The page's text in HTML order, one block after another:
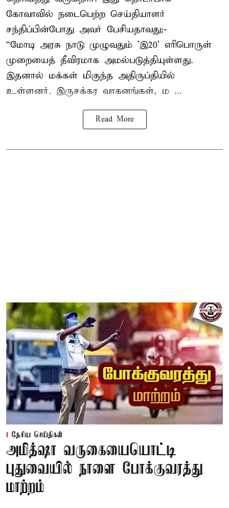
கோவாவில் நடைபெற்ற செய்தியாளர்
சந்திப்பின்போது அவர் பேசியதாவது;-
“மோடி அரசு நாடு முழுவதும் 'இ20’ எரிபொருள்
முறையைத் தீவிரமாக அமல்படுத்தியுள்ளது.
இதனால் மக்கள் மிகுந்த அதிருப்தியில்
உள்ளனர். இருசக்கர வாகனங்கள், ம ...
Read More
தேசிய செய்திகள்
அமித்ஷா வருகையையொட்டி
புதுவையில் நாளை போக்குவரத்து
மாற்றம்